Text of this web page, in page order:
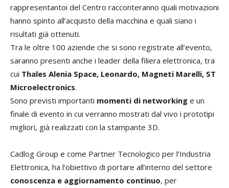
rappresentantoi del Centro racconteranno quali motivazioni
hanno spinto all’acquisto della macchina e quali siano i
risultati già ottenuti.
Tra le oltre 100 aziende che si sono registrate all’evento,
saranno presenti anche i leader della filiera elettronica, tra
cui Thales Alenia Space, Leonardo, Magneti Marelli, ST
Microelectronics.
Sono previsti importanti momenti di networking e un
finale di evento in cui verranno mostrati dal vivo i prototipi
migliori, già realizzati con la stampante 3D.
Cadlog Group e come Partner Tecnologico per l’Industria
Elettronica, ha l’obiettivo di portare all’interno del settore
conoscenza e aggiornamento continuo, per